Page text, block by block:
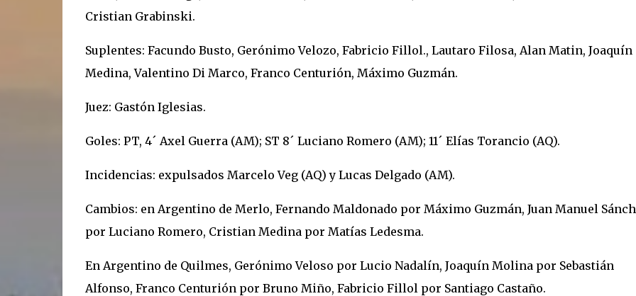
Cristian Grabinski.
Suplentes: Facundo Busto, Gerónimo Velozo, Fabricio Fillol., Lautaro Filosa, Alan Matin, Joaquín
Medina, Valentino Di Marco, Franco Centurión, Máximo Guzmán.
Juez: Gastón Iglesias.
Goles: PT, 4´ Axel Guerra (AM); ST 8´ Luciano Romero (AM); 11´ Elías Torancio (AQ).
Incidencias: expulsados Marcelo Veg (AQ) y Lucas Delgado (AM).
Cambios: en Argentino de Merlo, Fernando Maldonado por Máximo Guzmán, Juan Manuel
por Luciano Romero, Cristian Medina por Matías Ledesma.
En Argentino de Quilmes, Gerónimo Veloso por Lucio Nadalín, Joaquín Molina por Sebastián
Alfonso, Franco Centurión por Bruno Miño, Fabricio Fillol por Santiago Castaño.